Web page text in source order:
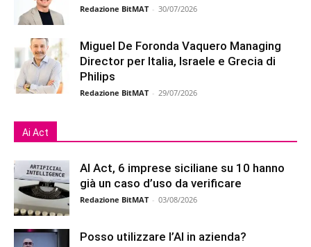
Redazione BitMAT - 30/07/2026
Miguel De Foronda Vaquero Managing
Director per Italia, Israele e Grecia di
Philips
Redazione BitMAT - 29/07/2026
Ai Act
AI Act, 6 imprese siciliane su 10 hanno
già un caso d’uso da verificare
Redazione BitMAT - 03/08/2026
Posso utilizzare l’AI in azienda?